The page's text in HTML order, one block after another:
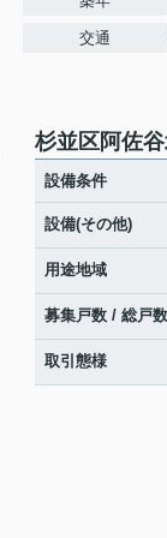
交通
杉並区阿佐
設備条件
設備(その他)
用途地域
募集戸数 / 総戸数
取引態様